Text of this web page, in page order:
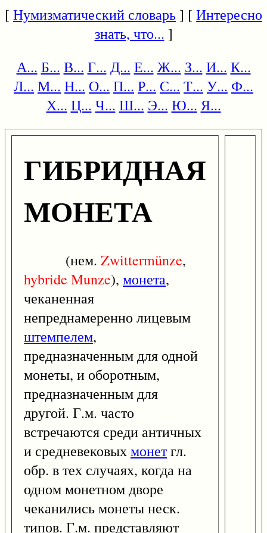
[Нумизматический словарь] [Интересно
знать, что... ]
А... Б... В... Г... Д... Е... Ж... З... И... К...
Л... М... Н... О... П... Р... С... Т... У... Ф...
Х... Ц... Ч... Ш... Э... Ю... Я...
ГИБРИДНАЯ
МОНЕТА
(нем. Zwittermünze,
hybride Munze), монета,
чеканенная
непреднамеренно лицевым
штемпелем,
предназначенным для одной
монеты, и оборотным,
предназначенным для
другой. Г.м. часто
встречаются среди античных
и средневековыхмонетгл.
обр. в тех случаях, когда на
одном монетном дворе
чеканились монеты неск.
типов. Г.м. представляют